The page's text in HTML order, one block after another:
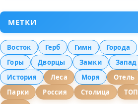
МЕТКИ
Восток Герб Гимн
Города
Горы
Дворцы Замки
Запад
История
Леса Моря
Отель
Парки
Россия Столица
ТОП